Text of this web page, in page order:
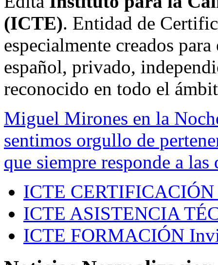
(ICTE). Entidad de
especialmente creados
español, privado,
reconocido en todo el
Miguel Mirones en la
sentimos orgullo de
que siempre responde a
ICTE CERTIFICACIÓN
ICTE ASISTENCIA
ICTE FORMACIÓN